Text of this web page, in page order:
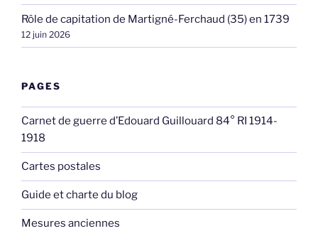
Rôle de capitation de Martigné-Ferchaud (35) en 1739
12 juin 2026
PAGES
Carnet de guerre d’Edouard Guillouard 84° RI 1914-
1918
Cartes postales
Guide et charte du blog
Mesures anciennes